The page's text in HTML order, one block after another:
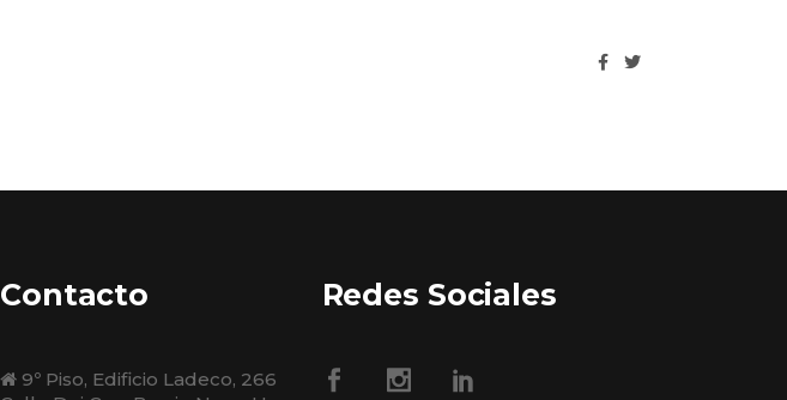
Contacto
9º Piso, Edificio Ladeco, 266
Redes Sociales